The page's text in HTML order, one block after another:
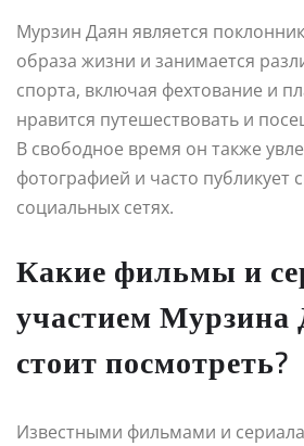
Мурзин Даян является
образа жизни и занимается
спорта, включая фехтование и
нравится путешествовать и
В свободное время он также
фотографией и часто публикует
социальных сетях.
Какие фильмы и
участием Мурзина
стоит посмотреть?
Известными фильмами и